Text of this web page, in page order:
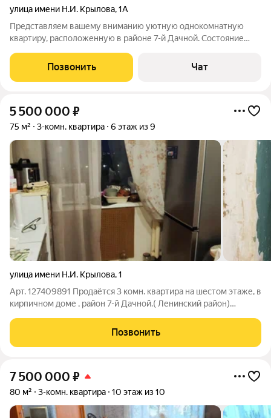
улица имени Н.И. Крылова,1А
Представляем вашему вниманию уютную однокомнатную
квартиру, расположенную в районе 7-й Дачной. Состояние
характеристики: - Расположение: 4 этаж 9-этажного
кирпичного дома. Кирпичный дом обеспечивает тепло,
Позвонить Чат
5 500 000 ₽
75 м² 3-комн. квартира 6 этаж из 9
улица имени Н.И. Крылова,1
Арт. 127409891 Продаётся 3 комн. квартира на шестом этаже, в
кирпичном доме , район 7-й Дачной.( Ленинский район)
просторная лоджия. В квартире выполнен частичный ремонт,
окна пластиковые ,
Позвонить
7 500 000 ₽
80 м² 3-комн. квартира 10 этаж из 10